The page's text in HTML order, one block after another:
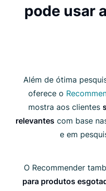
pode usar
Além de ótima
oferece o
mostra aos clientes
relevantescom base
e em
O Recommender
para produtos